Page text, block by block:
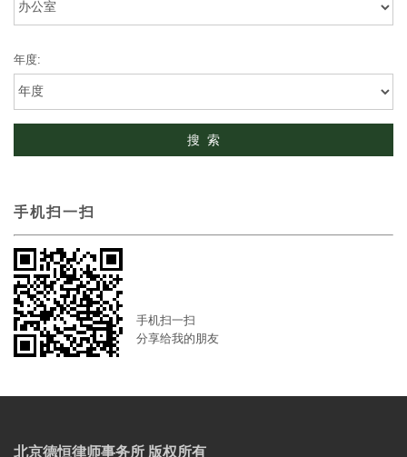
年度:
手机扫一扫
手机扫一扫
分享给我的朋友
北京德恒律师事务所 版权所有